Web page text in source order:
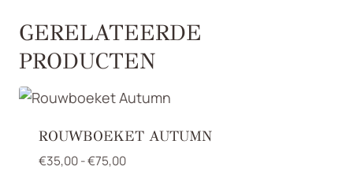
GERELATEERDE
PRODUCTEN
ROUWBOEKET AUTUMN
€35,00-€75,00Prijsklasse: